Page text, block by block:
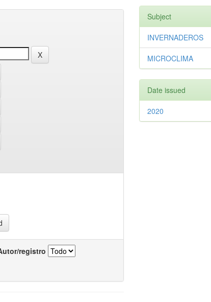
registro
Subject
INVERNADEROS
MICROCLIMA
Date issued
2020